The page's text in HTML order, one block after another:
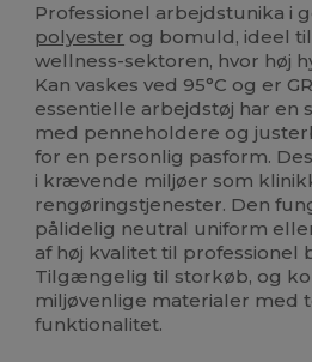
Professionel arbejdstunika i
polyester og bomuld, ideel
wellness-sektoren, hvor høj
Kan vaskes ved 95°C og er
essentielle arbejdstøj har en
med penneholdere og
for en personlig pasform.
i krævende miljøer som
rengøringstjenester. Den
pålidelig neutral uniform
af høj kvalitet til professionel
Tilgængelig til storkøb, og
miljøvenlige materialer med
funktionalitet.